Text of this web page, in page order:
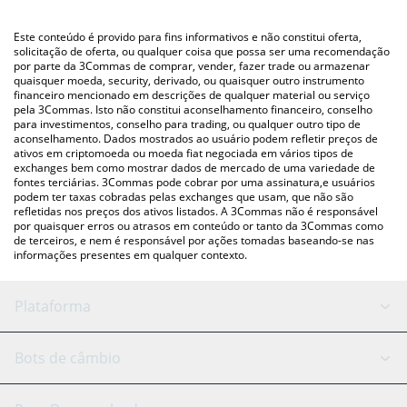
Você também pode usar nossa tabela de preços de Cronos
Legends acima para verificar o último preço de Cronos Legends
nas principais moedas fiat e criptográficas.
Este conteúdo é provido para fins informativos e não constitui oferta,
solicitação de oferta, ou qualquer coisa que possa ser uma recomendação
por parte da 3Commas de comprar, vender, fazer trade ou armazenar
quaisquer moeda, security, derivado, ou quaisquer outro instrumento
financeiro mencionado em descrições de qualquer material ou serviço
pela 3Commas. Isto não constitui aconselhamento financeiro, conselho
para investimentos, conselho para trading, ou qualquer outro tipo de
aconselhamento. Dados mostrados ao usuário podem refletir preços de
ativos em criptomoeda ou moeda fiat negociada em vários tipos de
exchanges bem como mostrar dados de mercado de uma variedade de
fontes terciárias. 3Commas pode cobrar por uma assinatura,e usuários
podem ter taxas cobradas pelas exchanges que usam, que não são
refletidas nos preços dos ativos listados. A 3Commas não é responsável
por quaisquer erros ou atrasos em conteúdo or tanto da 3Commas como
de terceiros, e nem é responsável por ações tomadas baseando-se nas
informações presentes em qualquer contexto.
Plataforma
Bot GRID
Bots de câmbio